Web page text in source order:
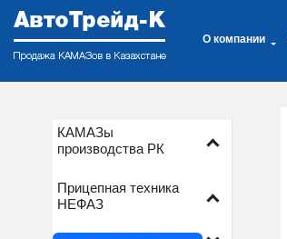
О компании
КАМАЗы
производства РК
Прицепная техника
НЕФАЗ